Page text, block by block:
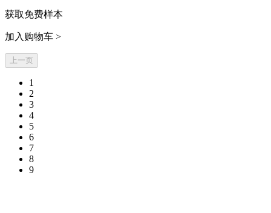
获取免费样本
加入购物车 >
上一页
1
2
3
4
5
6
7
8
9